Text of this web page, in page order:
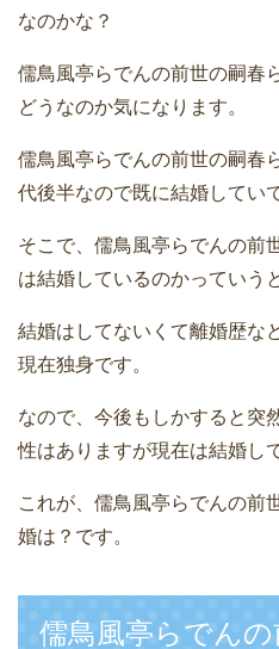
なのかな？
儒鳥風亭らでんの前世の嗣春
どうなのか気になります。
儒鳥風亭らでんの前世の嗣春
代後半なので既に結婚してい
そこで、儒鳥風亭らでんの前
は結婚しているのかっていう
結婚はしてないくて離婚歴な
現在独身です。
なので、今後もしかすると突
性はありますが現在は結婚し
これが、儒鳥風亭らでんの前
婚は？です。
儒鳥風亭らでん